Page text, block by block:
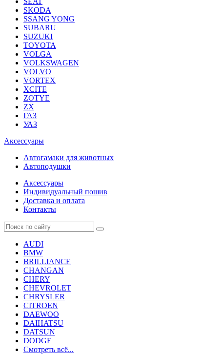
SKODA
SSANG YONG
SUBARU
SUZUKI
TOYOTA
VOLGA
VOLKSWAGEN
VOLVO
VORTEX
XCITE
ZOTYE
ZX
ГАЗ
УАЗ
Аксессуары
Автогамаки для животных
Автоподушки
Аксессуары
Индивидуальный пошив
Доставка и оплата
Контакты
AUDI
BMW
BRILLIANCE
CHANGAN
CHERY
CHEVROLET
CHRYSLER
CITROEN
DAEWOO
DAIHATSU
DATSUN
DODGE
Смотреть всё...